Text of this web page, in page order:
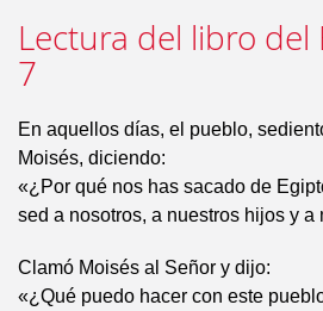
Lectura del libro del
7
En aquellos días, el pueblo,
Moisés, diciendo:
«¿Por qué nos has sacado de
sed a nosotros, a nuestros hijos y a
Clamó Moisés al Señor y dijo:
«¿Qué puedo hacer con este